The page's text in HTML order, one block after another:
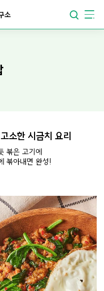
소
소한 시금치 요리
볶은 고기에
볶아내면 완성!